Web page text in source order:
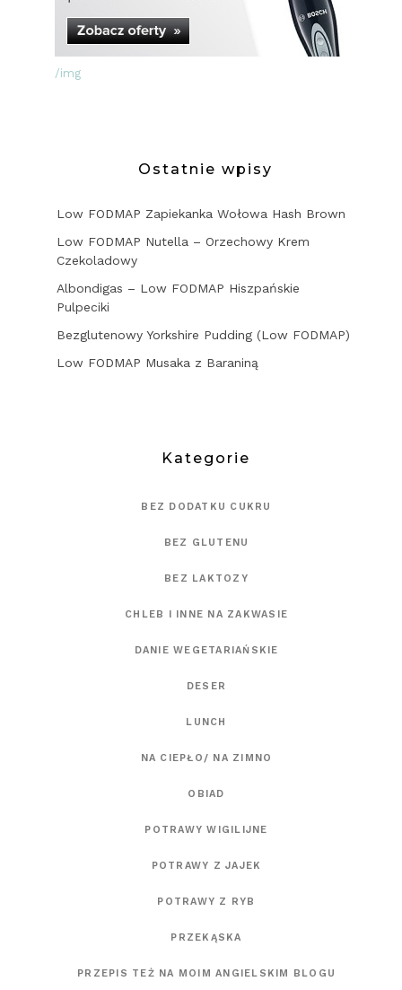
/img
Ostatnie wpisy
Low FODMAP Zapiekanka Wołowa Hash Brown
Low FODMAP Nutella – Orzechowy Krem
Czekoladowy
Albondigas – Low FODMAP Hiszpańskie
Pulpeciki
Bezglutenowy Yorkshire Pudding (Low FODMAP)
Low FODMAP Musaka z Baraniną
Kategorie
BEZ DODATKU CUKRU
BEZ GLUTENU
BEZ LAKTOZY
CHLEB I INNE NA ZAKWASIE
DANIE WEGETARIAŃSKIE
DESER
LUNCH
NA CIEPŁO/ NA ZIMNO
OBIAD
POTRAWY WIGILIJNE
POTRAWY Z JAJEK
POTRAWY Z RYB
PRZEKĄSKA
PRZEPIS TEŻ NA MOIM ANGIELSKIM BLOGU